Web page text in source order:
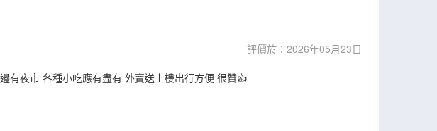
評價於：2026年05月23日
有夜市 各種小吃應有盡有 外賣送上樓出行方便 很贊👍